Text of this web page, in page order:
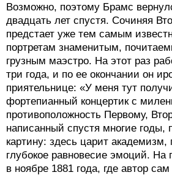
Возможно, поэтому Брамс
двадцать лет спустя. Сочиняя
предстает уже тем самым
портретам знаменитым,
грузным маэстро. На этот раз
три года, и по ее окончании он
приятельнице: «У меня тут
фортепианный концертик с
противоположность Первому,
написанный спустя многие годы,
картину: здесь царит академизм,
глубокое равновесие эмоций. На
в ноябре 1881 года, где автор